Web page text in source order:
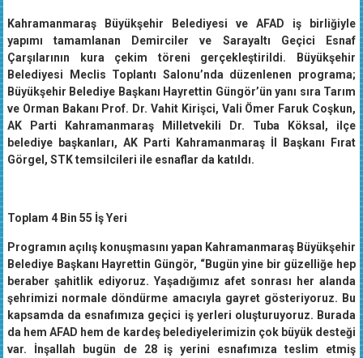
Kahramanmaraş Büyükşehir Belediyesi ve AFAD iş birliğiyle
yapımı tamamlanan Demirciler ve Sarayaltı Geçici Esnaf
Çarşılarının kura çekim töreni gerçekleştirildi. Büyükşehir
Belediyesi Meclis Toplantı Salonu’nda düzenlenen programa;
Büyükşehir Belediye Başkanı Hayrettin Güngör’ün yanı sıra Tarım
ve Orman Bakanı Prof. Dr. Vahit Kirişci, Vali Ömer Faruk Coşkun,
AK Parti Kahramanmaraş Milletvekili Dr. Tuba Köksal, ilçe
belediye başkanları, AK Parti Kahramanmaraş İl Başkanı Fırat
Görgel, STK temsilcileri ile esnaflar da katıldı.
Toplam 4 Bin 55 İş Yeri
Programın açılış konuşmasını yapan Kahramanmaraş Büyükşehir
Belediye Başkanı Hayrettin Güngör, “Bugün yine bir güzelliğe hep
beraber şahitlik ediyoruz. Yaşadığımız afet sonrası her alanda
şehrimizi normale döndürme amacıyla gayret gösteriyoruz. Bu
kapsamda da esnafımıza geçici iş yerleri oluşturuyoruz. Burada
da hem AFAD hem de kardeş belediyelerimizin çok büyük desteği
var. İnşallah bugün de 28 iş yerini esnafımıza teslim etmiş